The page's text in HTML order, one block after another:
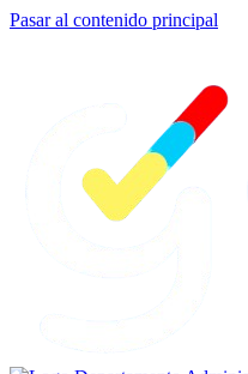
Pasar al contenido principal